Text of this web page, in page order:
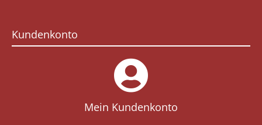
Kundenkonto
Mein Kundenkonto